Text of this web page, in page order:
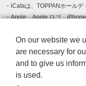
iCataは、TOPPANホールデ
Apple、Apple ロゴ、
登録された Apple Inc. の商
クです。
Android、Google Play お
す。
Windows は Microsoft Inc.
標です。
On our website we
are necessary for
and to give us
is used.